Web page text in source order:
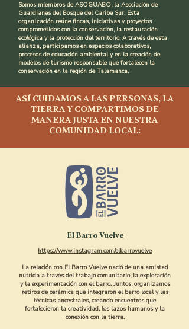
Somos miembros de ASOGUABO, la Asociación de
Guardianes del Bosque del Caribe Sur. Esta
organización reúne fincas, iniciativas y proyectos
comprometidos con la conservación, la restauración
ecológica y la protección del territorio. A través de esta
alianza, participamos en espacios colaborativos,
procesos de educación ambiental y en la creación de
modelos de turismo responsable que fortalecen la
conservación en la región de Talamanca.
ASÍ CUIDAMOS A LAS PERSONAS, LA
TIERRA Y COMPARTIMOS DE
MANERA JUSTA EN NUESTRA
COMUNIDAD LOCAL:
El Barro Vuelve
https://www.instagram.com/elbarrovuelve
La relación con El Barro Vuelve nació de una amistad
nutrida a través del trabajo comunitario, la exploración
y la experimentación con el barro. Juntos, organizamos
retiros de cerámica que integraron el barro local y las
técnicas ancestrales, creando encuentros que
fortalecieron la creatividad, los lazos humanos y la
conexión con la tierra.